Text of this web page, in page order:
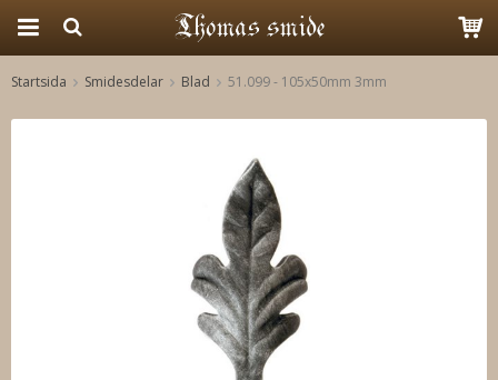
Startsida Smidesdelar Blad 51.099 - 105x50mm 3mm